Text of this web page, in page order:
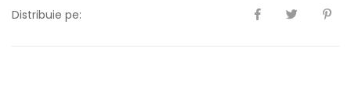
Distribuie pe: